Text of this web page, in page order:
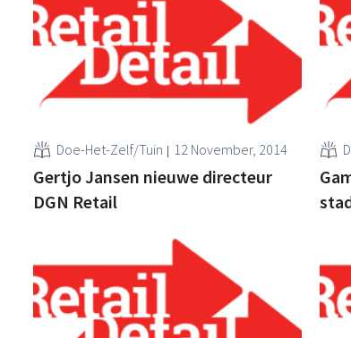
Doe-Het-Zelf/Tuin 12 November, 2014
Gertjo Jansen nieuwe directeur
DGN Retail